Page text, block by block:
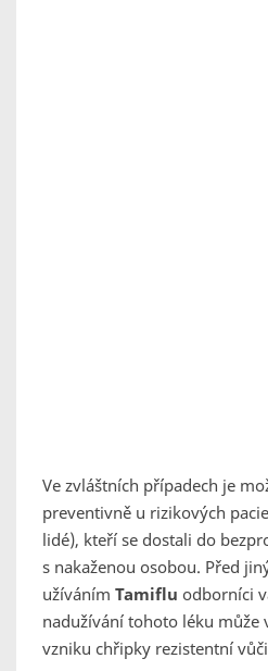
Ve zvláštních případech je
preventivně u rizikových
lidé), kteří se dostali do
s nakaženou osobou. Před
užíváním Tamiflu odborníci
nadužívání tohoto léku může
vzniku chřipky rezistentní